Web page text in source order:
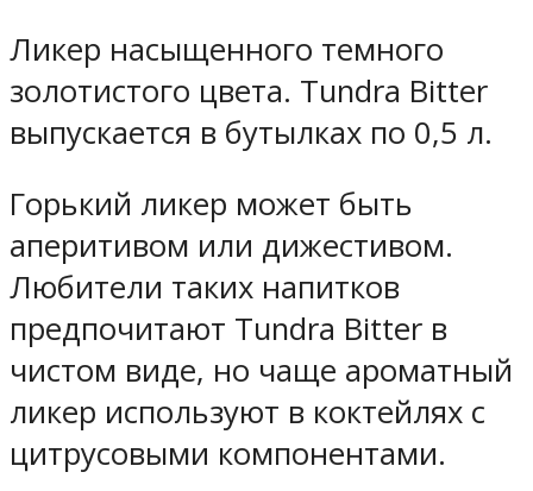
Ликер насыщенного темного
золотистого цвета. Tundra Bitter
выпускается в бутылках по 0,5 л.
Горький ликер может быть
аперитивом или дижестивом.
Любители таких напитков
предпочитают Tundra Bitter в
чистом виде, но чаще ароматный
ликер используют в коктейлях с
цитрусовыми компонентами.